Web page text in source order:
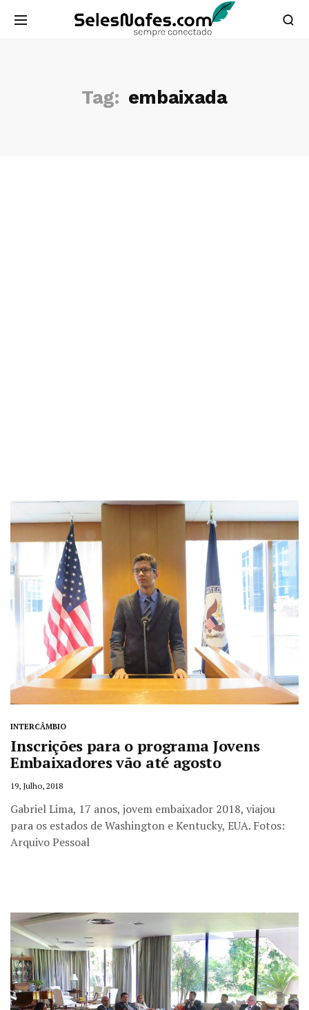
Tag: embaixada
INTERCÂMBIO
Inscrições para o programa Jovens
Embaixadores vão até agosto
19, Julho, 2018
Gabriel Lima, 17 anos, jovem embaixador 2018, viajou
para os estados de Washington e Kentucky, EUA. Fotos:
Arquivo Pessoal